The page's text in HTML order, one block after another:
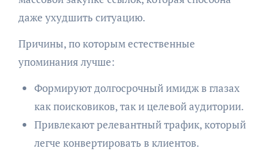
даже ухудшить ситуацию.
Причины, по которым естественные
упоминания лучше:
Формируют долгосрочный имидж в глазах
как поисковиков, так и целевой аудитории.
Привлекают релевантный трафик, который
легче конвертировать в клиентов.